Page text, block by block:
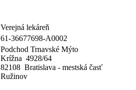
Verejná lekáreň
61-36677698-A0002
Podchod Trnavské Mýto
Krížna 4928/64
82108 Bratislava - mestská časť
Ružinov